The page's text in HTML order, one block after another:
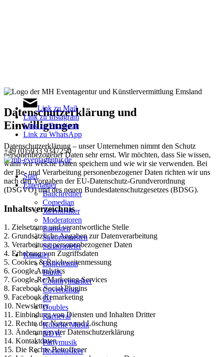
Link zu Mail
Link zu Instagram
Link zu Facebook
Link zu WhatsApp
+49 (0)5933 9347250
Start
Entertainer
Bauchredner
Comedian
Jazzmusiker
Moderatoren
Pianisten
Saxophonisten
Schauspieler
Künstler
Ballermann
Bands
Countrymusiker
Coverbands
DJ
Doubles
Karneval
Kölsche Musik
NDW
Partymusik
Rockmusiker
Datenschutzerklärung und
Einwilligungen
Datenschutzerklärung – unser Unternehmen nimmt den Schutz
personenbezogener Daten sehr ernst. Wir möchten, dass Sie wissen,
wann wir welche Daten speichern und wie wir sie verwenden. Bei
der Be- und Verarbeitung personenbezogener Daten richten wir uns
nach den Vorgaben der EU-Datenschutz-Grundverordnung
(DSGVO) und des neuen Bundesdatenschutzgesetzes (BDSG).
Inhaltsverzeichnis
1. Zielsetzung und verantwortliche Stelle
2. Grundsätzliche Angaben zur Datenverarbeitung
3. Verarbeitung personenbezogener Daten
4. Erhebung von Zugriffsdaten
5. Cookies & Reichweitenmessung
6. Google Analytics
7. Google-Re/Marketing-Services
8. Facebook Social Plugins
9. Facebook-Remarketing
10. Newsletter
11. Einbindung von Diensten und Inhalten Dritter
12. Rechte der Nutzer und Löschung
13. Änderungen der Datenschutzerklärung
14. Kontaktdaten
15. Die Rechte Betroffener